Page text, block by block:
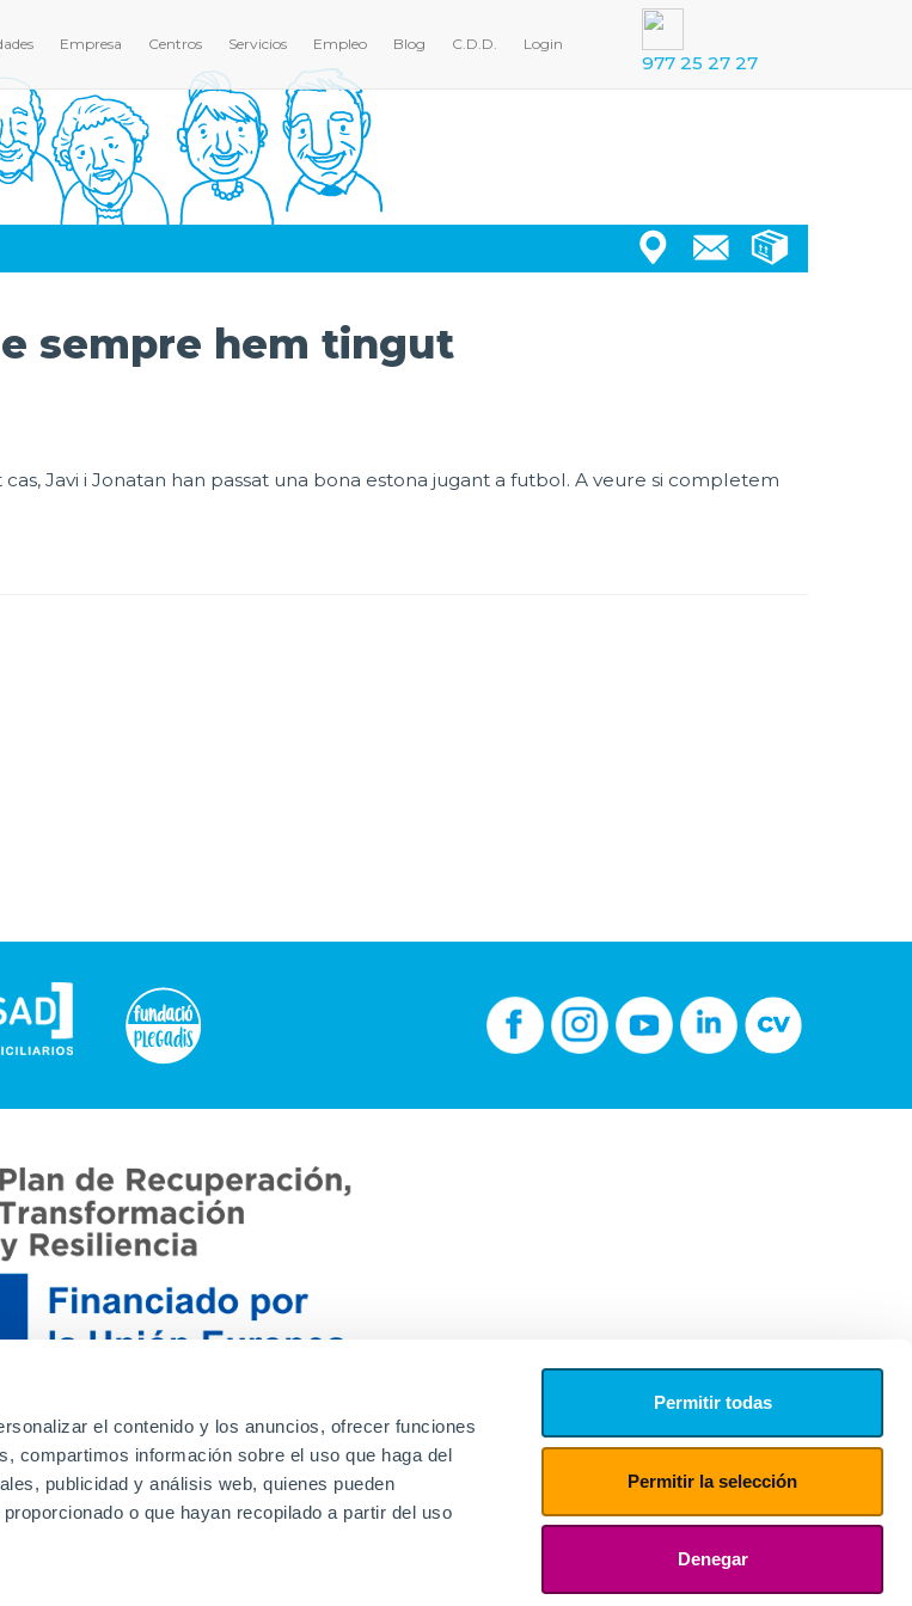
el contenido y los anuncios, ofrecer funciones
compartimos información sobre el uso que haga del
publicidad y análisis web, quienes pueden
o que hayan recopilado a partir del uso
Permitir todas
Permitir la selección
Denegar
Empresa Centros Servicios Empleo Blog C.D.D. Login
977 25 27 27
sempre hem tingut
Javi i Jonatan han passat una bona estona jugant a futbol. A veure si completem
de denuncias Envia tu CV
Proveedores